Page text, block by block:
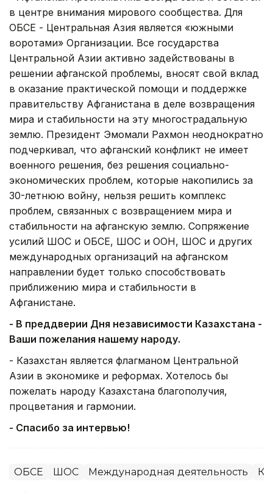
в центре внимания мирового сообщества. Для
ОБСЕ - Центральная Азия является «южными
воротами» Организации. Все государства
Центральной Азии активно задействованы в
решении афганской проблемы, вносят свой вклад
в оказание практической помощи и поддержке
правительству Афганистана в деле возвращения
мира и стабильности на эту многострадальную
землю. Президент Эмомали Рахмон неоднократно
подчеркивал, что афганский конфликт не имеет
военного решения, без решения социально-
экономических проблем, которые накопились за
30-летнюю войну, нельзя решить комплекс
проблем, связанных с возвращением мира и
стабильности на афганскую землю. Сопряжение
усилий ШОС и ОБСЕ, ШОС и ООН, ШОС и других
международных организаций на афганском
направлении будет только способствовать
приближению мира и стабильности в
Афганистане.
- В преддверии Дня независимости Казахстана -
Ваши пожелания нашему народу.
- Казахстан является флагманом Центральной
Азии в экономике и реформах. Хотелось бы
пожелать народу Казахстана благополучия,
процветания и гармонии.
- Спасибо за интервью!
ОБСЕ ШОС Международная деятельность